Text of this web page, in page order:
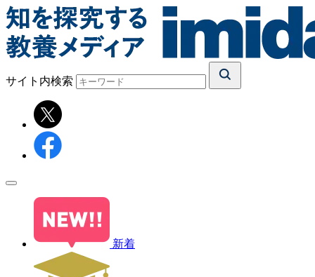
サイト内検索
新着